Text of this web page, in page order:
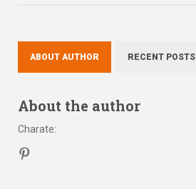
ABOUT AUTHOR RECENT POSTS
About the author
Charate: